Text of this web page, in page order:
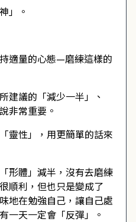
」。
量的心態—磨練這樣的
議的「減少一半」、
非常重要。
性」，用更簡單的話來
體」減半，沒有去磨練
順利，但也只是變成了
地在勉強自己，讓自己處
一天一定會「反彈」。